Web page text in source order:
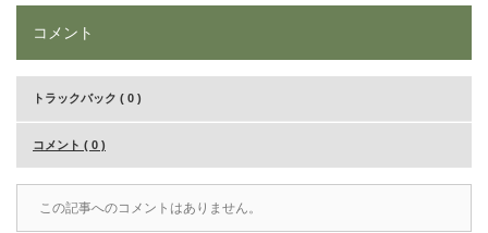
コメント
トラックバック ( 0 )
コメント ( 0 )
この記事へのコメントはありません。